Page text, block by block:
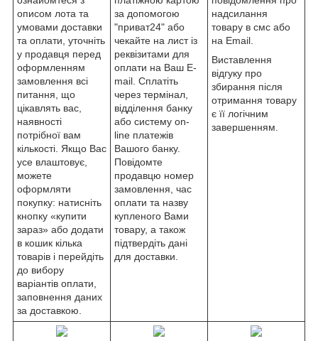
описом лота та
умовами доставки
та оплати, уточніть
у продавця перед
оформленням
замовлення всі
питання, що
цікавлять вас,
наявності
потрібної вам
кількості. Якщо Вас
усе влаштовує,
можете
оформляти
покупку: натисніть
кнопку «купити
зараз» або додати
в кошик кілька
товарів і перейдіть
до вибору
варіантів оплати,
заповнення даних
за доставкою.
за допомогою
"приват24" або
чекайте на лист із
реквізитами для
оплати на Ваш E-
mail. Сплатіть
через термінал,
відділення банку
або систему on-
line платежів
Вашого банку.
Повідомте
продавцю номер
замовлення, час
оплати та назву
купленого Вами
товару, а також
підтвердіть дані
для доставки.
надсилання
товару в смс або
на Email.
Виставлення
відгуку про
збирання після
отримання товару
є її логічним
завершенням.